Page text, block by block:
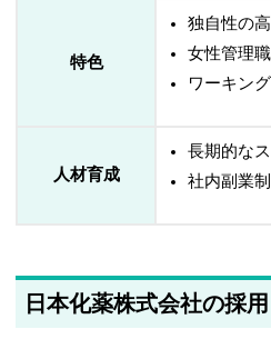
特色
独自性の
女性管理
ワーキン
人材育成
長期的な
社内副業
日本化薬株式会社の採